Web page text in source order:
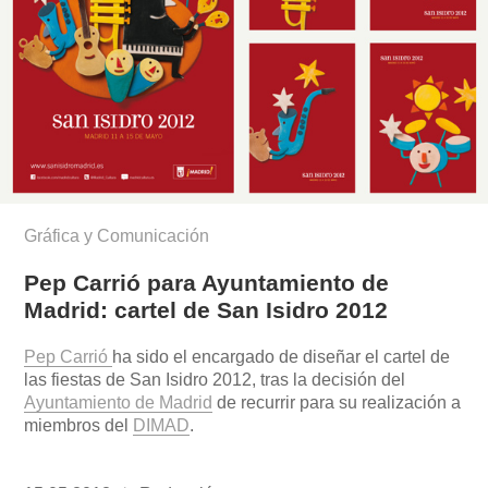
Gráfica y Comunicación
Pep Carrió para Ayuntamiento de
Madrid: cartel de San Isidro 2012
Pep Carrió ha sido el encargado de diseñar el cartel de
las fiestas de San Isidro 2012, tras la decisión del
Ayuntamiento de Madrid de recurrir para su realización a
miembros del
DIMAD.